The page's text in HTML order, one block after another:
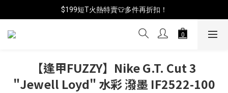
📦年中破盤出清(買鞋送襪)
$199短T火熱特賣👕多件再折扣！
【逢甲FUZZY】Nike G.T. Cut 3
"Jewell Loyd" 水彩 潑墨 IF2522-100